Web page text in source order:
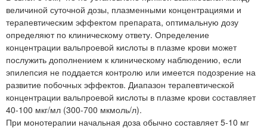
величиной суточной дозы, плазменными концентрациями и
терапевтическим эффектом препарата, оптимальную дозу
определяют по клиническому ответу. Определение
концентрации вальпроевой кислоты в плазме крови может
послужить дополнением к клиническому наблюдению, если
эпилепсия не поддается контролю или имеется подозрение на
развитие побочных эффектов. Диапазон терапевтической
концентрации вальпроевой кислоты в плазме крови составляет
40-100 мкг/мл (300-700 мкмоль/л).
При монотерапии начальная доза обычно составляет 5-10 мг